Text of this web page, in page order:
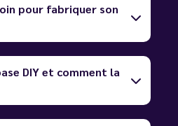
pour fabriquer son
DIY et comment la